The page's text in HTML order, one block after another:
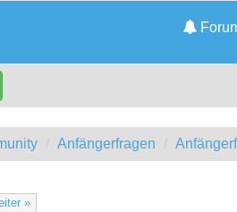
Anfängerfragen
»
Durchschnitt